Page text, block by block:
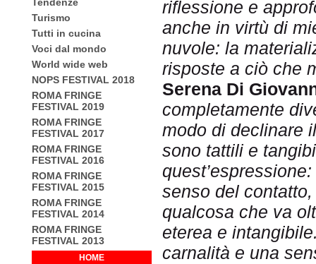
Turismo
Tutti in cucina
Voci dal mondo
World wide web
NOPS FESTIVAL 2018
ROMA FRINGE
FESTIVAL 2019
ROMA FRINGE
FESTIVAL 2017
ROMA FRINGE
FESTIVAL 2016
ROMA FRINGE
FESTIVAL 2015
ROMA FRINGE
FESTIVAL 2014
ROMA FRINGE
FESTIVAL 2013
HOME
riflessione e
anche in virtù di
nuvole: la
risposte a ciò che
Serena Di
completamente
modo di declinare
sono tattili e
senso del
qualcosa che va
eterea e
carnalità e una